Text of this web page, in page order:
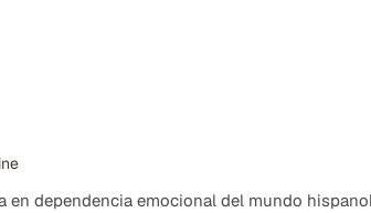
en dependencia emocional del mundo